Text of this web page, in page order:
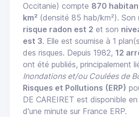
Occitanie) compte 870
km² (densité 85 hab/km²). Son
risque radon est 2 et son
est 3. Elle est soumise à 1
des risques. Depuis 1982, 12
ont été publiés, principalement
Inondations et/ou Coulées de
Risques et Pollutions (ERP)
DE CAREIRET est disponible
d'une minute sur France ERP.